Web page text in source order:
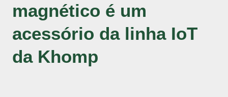
magnético é um
acessório da linha IoT
da Khomp